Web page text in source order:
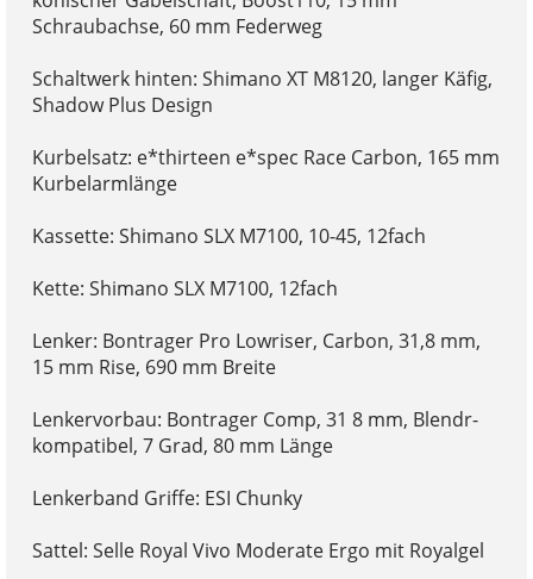
Schraubachse, 60 mm Federweg
Schaltwerk hinten: Shimano XT M8120, langer Käfig,
Shadow Plus Design
Kurbelsatz: e*thirteen e*spec Race Carbon, 165 mm
Kurbelarmlänge
Kassette: Shimano SLX M7100, 10-45, 12fach
Kette: Shimano SLX M7100, 12fach
Lenker: Bontrager Pro Lowriser, Carbon, 31,8 mm,
15 mm Rise, 690 mm Breite
Lenkervorbau: Bontrager Comp, 31 8 mm, Blendr-
kompatibel, 7 Grad, 80 mm Länge
Lenkerband Griffe: ESI Chunky
Sattel: Selle Royal Vivo Moderate Ergo mit Royalgel